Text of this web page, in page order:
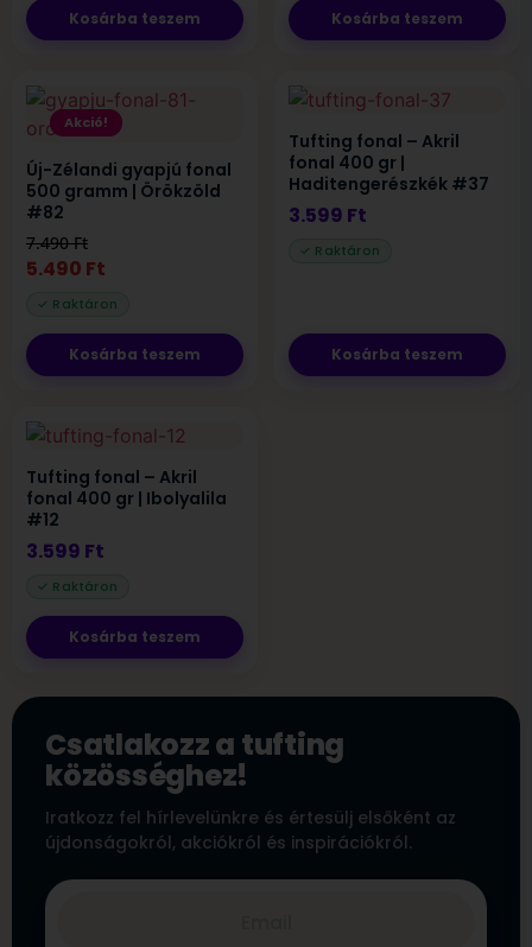
Kosárba teszem Kosárba teszem
Akció!
Új-Zélandi gyapjú fonal
500 gramm | Örökzöld
#82
7.490Ft
5.490 Ft
Kosárba teszem
Tufting fonal – Akril
fonal 400 gr |
Haditengerészkék #37
3.599 Ft
Kosárba teszem
Tufting fonal – Akril
fonal 400 gr | Ibolyalila
#12
3.599 Ft
Kosárba teszem
Csatlakozz a tufting
közösséghez!
Iratkozz fel hírlevelünkre és értesülj elsőként az
újdonságokról, akciókról és inspirációkról.